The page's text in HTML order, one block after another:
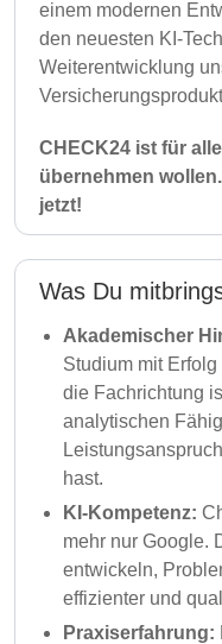
einem modernen
den neuesten KI-
Weiterentwicklung
CHECK24 ist für
übernehmen
jetzt!
Was Du
Akademischer
Studium mit
die Fachrichtung
analytischen
hast.
KI-Kompetenz:
mehr nur Google.
entwickeln,
effizienter und
Praxiserfahrung: